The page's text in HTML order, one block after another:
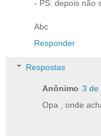
- PS: depois não
Abc
Responder
Respostas
Anônimo 3 de
Opa , onde